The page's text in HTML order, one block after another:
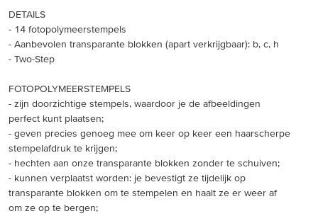
DETAILS
- 14 fotopolymeerstempels
- Aanbevolen transparante blokken (apart verkrijgbaar): b, c, h
- Two-Step
FOTOPOLYMEERSTEMPELS
- zijn doorzichtige stempels, waardoor je de afbeeldingen
perfect kunt plaatsen;
- geven precies genoeg mee om keer op keer een haarscherpe
stempelafdruk te krijgen;
- hechten aan onze transparante blokken zonder te schuiven;
- kunnen verplaatst worden: je bevestigt ze tijdelijk op
transparante blokken om te stempelen en haalt ze er weer af
om ze op te bergen;